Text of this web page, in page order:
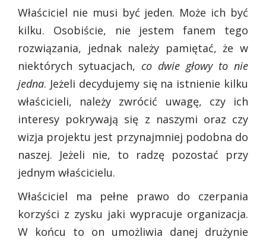
Właściciel nie musi być jeden. Może ich być
kilku. Osobiście, nie jestem fanem tego
rozwiązania, jednak należy pamiętać, że w
niektórych sytuacjach, co dwie głowy to nie
jedna. Jeżeli decydujemy się na istnienie kilku
właścicieli, należy zwrócić uwagę, czy ich
interesy pokrywają się z naszymi oraz czy
wizja projektu jest przynajmniej podobna do
naszej. Jeżeli nie, to radzę pozostać przy
jednym właścicielu.
Właściciel ma pełne prawo do czerpania
korzyści z zysku jaki wypracuje organizacja.
W końcu to on umożliwia danej drużynie